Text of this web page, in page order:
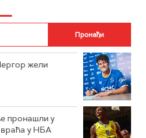
жели
пронашли у
у НБА